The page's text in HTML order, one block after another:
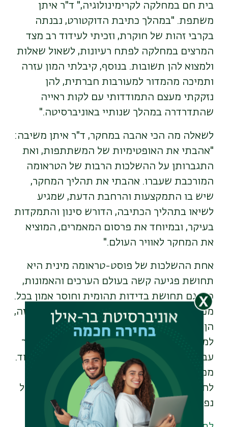
בית חם במחלקה לקרימינולוגיה," ד"ר איתן
משתפת. "במהלך כתיבת הדוקטורט, נבנתה
בקרבי זהות של חוקרת, וזכיתי לעידוד רב מצד
המרצים במחלקה לפתח רעיונות, לשאול שאלות
ולמצוא להן תשובות. בנוסף, קיבלתי המון עזרה
ותמיכה מהמדור למעורבות חברתית, להן
נזקקתי מעצם התמודדותי עם לקות ראייה
שהתדרדרה במהלך שנותיי באוניברסיטה."
לשאלה מה הכי אהבה במחקר, ד"ר איתן משיבה:
"אהבתי את האופטימיות של המשתתפות, ואת
התגברותן על ההשלכות הרבות של הטראומה
המורכבת שעברו. אהבתי את תהליך המחקר,
שיש בו התמקצעות והרחבת הדעת, שמגיע
לשיאו בתהליך הכתיבה, הדורש סינון והתמקדות
בעיקר, ובמיוחד את פרסום המאמרים, המוציא
את המחקר לאוויר העולם."
אחת ההשלכות של פוסט-טראומה מינית היא
תחושת פגיעה קשה בעולם הערכים והאמונות,
כמו גם תחושת בדידות תהומית וחוסר אמון בכל.
מכיוון שנפגעות חשות חוסר-שייכות לעולם הזה,
הן מחפשות ומוצאות פתרונות בעולם שמעבר
למיידי והמוחשי. תופעה זו, המשמעותית כל כך
עבור נפגעי ונפגעות טראומה, נחקרה מעט מאוד.
ממצאי מחקרה של ד"ר איתן נועדו לסייע
לחוקרים ולמטפלים להבין את עולמן הרוחני של
נפגעות, נוסף לעולמן הגופני והנפשי.